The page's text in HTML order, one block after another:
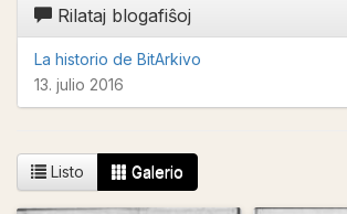
Rilataj blogafiŝoj
La historio de BitArkivo
13. julio 2016
Listo Galerio